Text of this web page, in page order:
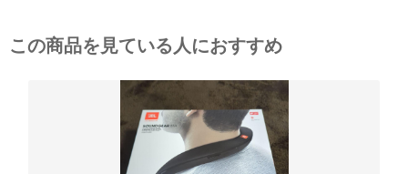
この商品を見ている人におすすめ